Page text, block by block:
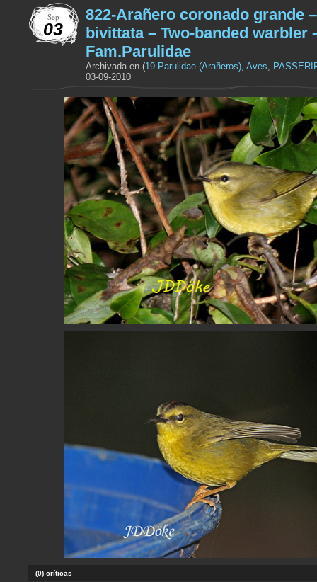
Sep
03
822-Arañero coronado grande
bivittata – Two-banded warbler
Fam.Parulidae
Archivada en (19 Parulidae (Arañeros), Aves,
03-09-2010
(0) críticas